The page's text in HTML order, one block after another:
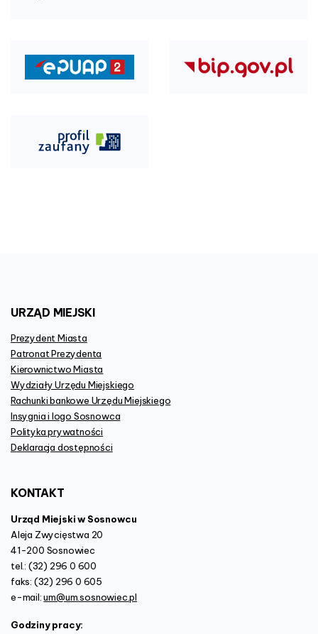
URZĄD MIEJSKI
Prezydent Miasta
Patronat Prezydenta
Kierownictwo Miasta
Wydziały Urzędu Miejskiego
Rachunki bankowe Urzędu Miejskiego
Insygnia i logo Sosnowca
Polityka prywatności
Deklaracja dostępności
KONTAKT
Urząd Miejski w Sosnowcu
Aleja Zwycięstwa 20
41-200 Sosnowiec
tel.: (32) 296 0 600
faks: (32) 296 0 605
e-mail:um@um.sosnowiec.pl
Godziny pracy: